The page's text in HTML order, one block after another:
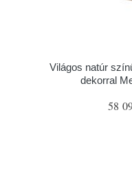
Világos natúr
dekorral
58